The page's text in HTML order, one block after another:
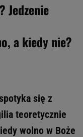
Jedzenie
a kiedy nie?
się z
teoretycznie
wolno w Boże